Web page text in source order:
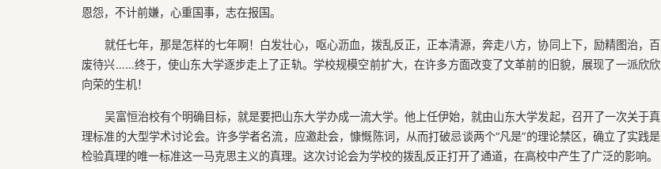
恩怨，不计前嫌，心重国事，志在报国。
就任七年，那是怎样的七年啊！白发壮心，呕心沥血，拨乱反正，正本清源，奔走八方，协同上下，励精图治，百
废待兴……终于，使山东大学逐步走上了正轨。学校规模空前扩大，在许多方面改变了文革前的旧貌，展现了一派欣欣
向荣的生机！
吴富恒治校有个明确目标，就是要把山东大学办成一流大学。他上任伊始，就由山东大学发起，召开了一次关于真
理标准的大型学术讨论会。许多学者名流，应邀赴会，慷慨陈词，从而打破忌谈两个“凡是”的理论禁区，确立了实践是
检验真理的唯一标准这一马克思主义的真理。这次讨论会为学校的拨乱反正打开了通道，在高校中产生了广泛的影响。